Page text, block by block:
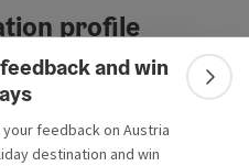
and win
your feedback on Austria
destination and win
profile